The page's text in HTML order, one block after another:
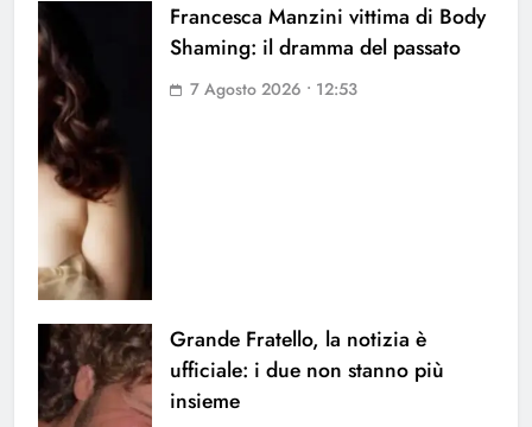
Francesca Manzini vittima di Body
Shaming: il dramma del passato
7 Agosto 2026 • 12:53
Grande Fratello, la notizia è
ufficiale: i due non stanno più
insieme